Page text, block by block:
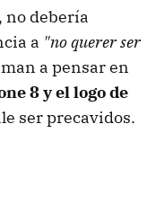
no debería
a "no querer ser
a pensar en
8 y el logo de
ser precavidos.